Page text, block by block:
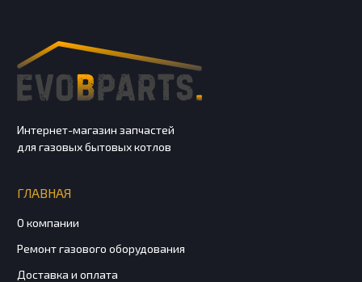
Интернет-магазин запчастей
для газовых бытовых котлов
ГЛАВНАЯ
О компании
Ремонт газового оборудования
Доставка и оплата